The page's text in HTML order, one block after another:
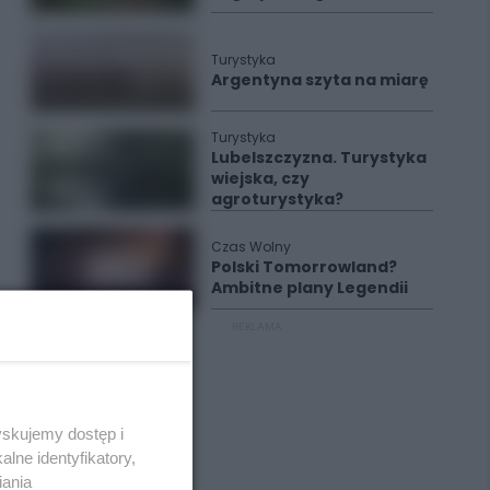
Turystyka
Argentyna szyta na miarę
Turystyka
Lubelszczyzna. Turystyka
wiejska, czy
agroturystyka?
Czas Wolny
Polski Tomorrowland?
Ambitne plany Legendii
dostęp i
identyfikatory,